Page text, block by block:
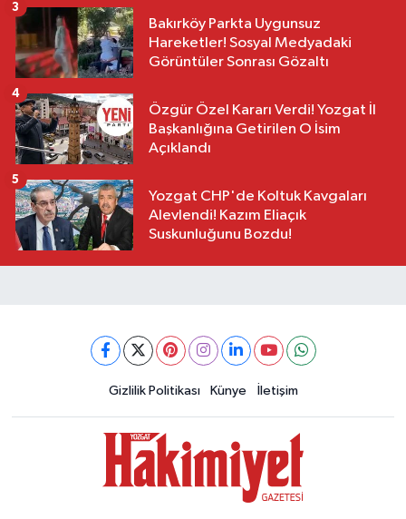
Bakırköy Parkta Uygunsuz
Hareketler! Sosyal Medyadaki
Görüntüler Sonrası Gözaltı
3
Özgür Özel Kararı Verdi! Yozgat İl
Başkanlığına Getirilen O İsim
Açıklandı
4
Yozgat CHP'de Koltuk Kavgaları
Alevlendi! Kazım Eliaçık
Suskunluğunu Bozdu!
5
Gizlilik Politikası Künye İletişim